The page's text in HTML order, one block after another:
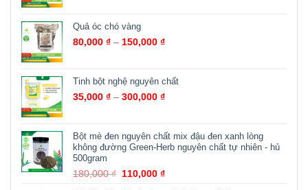
Quả óc chó vàng
80,000 ₫ – 150,000 ₫
Tinh bột nghệ nguyên chất
35,000 ₫ – 300,000 ₫
Bột mè đen nguyên chất mix đậu đen xanh lòng
không đường Green-Herb nguyên chất tự nhiên - hủ
500gram
180,000₫ 110,000₫